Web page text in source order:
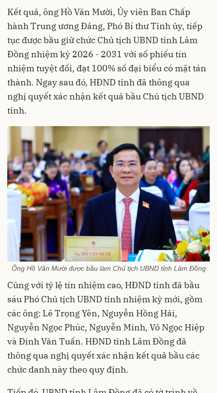
Kết quả, ông Hồ Văn Mười, Ủy viên Ban Chấp
hành Trung ương Đảng, Phó Bí thư Tỉnh ủy, tiếp
tục được bầu giữ chức Chủ tịch UBND tỉnh Lâm
Đồng nhiệm kỳ 2026 - 2031 với số phiếu tín
nhiệm tuyệt đối, đạt 100% số đại biểu có mặt tán
thành. Ngay sau đó, HĐND tỉnh đã thông qua
nghị quyết xác nhận kết quả bầu Chủ tịch UBND
tỉnh.
Ông Hồ Văn Mười được bầu làm Chủ tịch UBND tỉnh Lâm Đồng
Cũng với tỷ lệ tín nhiệm cao, HĐND tỉnh đã bầu
sáu Phó Chủ tịch UBND tỉnh nhiệm kỳ mới, gồm
các ông: Lê Trọng Yên, Nguyễn Hồng Hải,
Nguyễn Ngọc Phúc, Nguyễn Minh, Võ Ngọc Hiệp
và Đinh Văn Tuấn. HĐND tỉnh Lâm Đồng đã
thông qua nghị quyết xác nhận kết quả bầu các
chức danh này theo quy định.